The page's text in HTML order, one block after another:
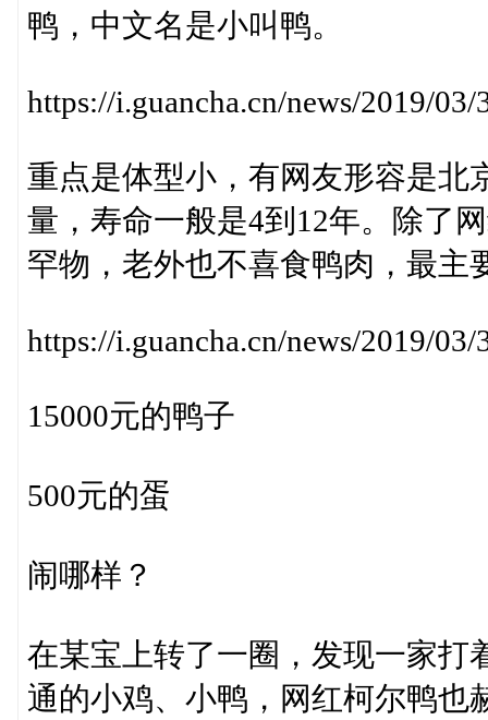
鸭，中文名是小叫鸭。
https://i.guancha.cn/news/2019/
重点是体型小，有网友形容是北
量，寿命一般是4到12年。除了
罕物，老外也不喜食鸭肉，最主
https://i.guancha.cn/news/2019/
15000元的鸭子
500元的蛋
闹哪样？
在某宝上转了一圈，发现一家打
通的小鸡、小鸭，网红柯尔鸭也